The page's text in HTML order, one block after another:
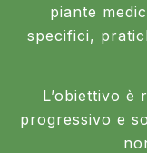
piante
specifici,
L’obiettivo è
progressivo e